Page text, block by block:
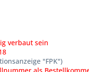
verbaut sein
"FPK")